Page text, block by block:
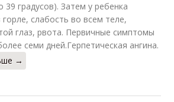
39 градусов). Затем у ребенка
слабость во всем теле,
глаз, рвота. Первичные симптомы
семи дней.Герпетическая ангина.
→